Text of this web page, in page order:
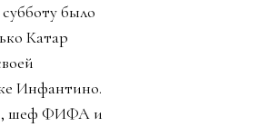
было
Катар
Инфантино.
шеф ФИФА и